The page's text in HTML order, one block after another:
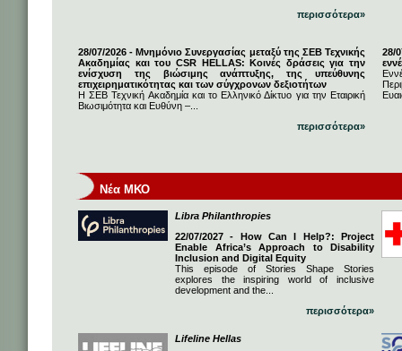
περισσότερα»
28/07/2026 - Μνημόνιο Συνεργασίας μεταξύ της ΣΕΒ Τεχνικής
Ακαδημίας και του CSR HELLAS: Κοινές δράσεις για την
ενίσχυση της βιώσιμης ανάπτυξης, της υπεύθυνης
επιχειρηματικότητας και των σύγχρονων δεξιοτήτων
Η ΣΕΒ Τεχνική Ακαδημία και το Ελληνικό Δίκτυο για την Εταιρική
Βιωσιμότητα και Ευθύνη –...
περισσότερα»
28/
Νέα ΜΚΟ
Libra Philanthropies
22/07/2027 - How Can I Help?: Project
Enable Africa’s Approach to Disability
Inclusion and Digital Equity
This episode of Stories Shape Stories
explores the inspiring world of inclusive
development and the...
περισσότερα»
Lifeline Hellas